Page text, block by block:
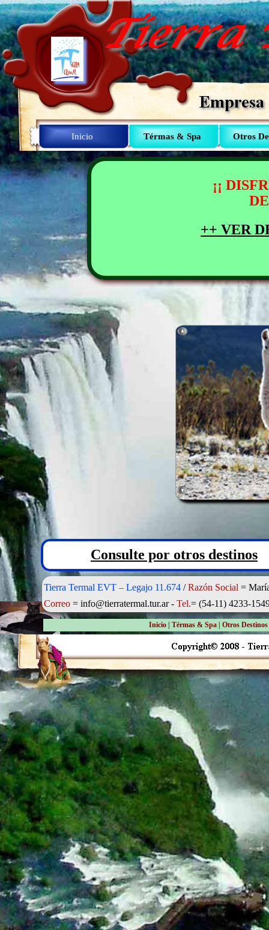
Inicio Térmas & Spa Otros
¡¡
++ VER
Consulte por otros destinos
Tierra Termal EVT – Legajo 11.674 / Razón Social =
Correo = info@tierratermal.tur.ar - Tel.= (54-11) 4233-
Inicio | Térmas & Spa | Otros